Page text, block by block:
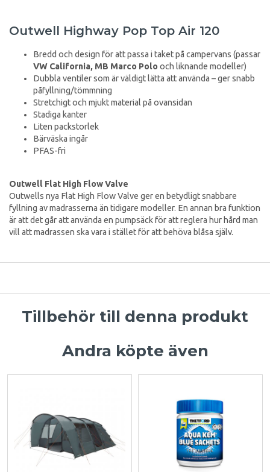
Outwell Highway Pop Top Air 120
Bredd och design för att passa i taket på campervans (passar
VW California, MB Marco Polooch liknande modeller)
Dubbla ventiler som är väldigt lätta att använda – ger snabb
påfyllning/tömmning
Stretchigt och mjukt material på ovansidan
Stadiga kanter
Liten packstorlek
Bärväska ingår
PFAS-fri
Outwell Flat High Flow Valve
Outwells nya Flat High Flow Valve ger en betydligt snabbare
fyllning av madrasserna än tidigare modeller. En annan bra funktion
är att det går att använda en pumpsäck för att reglera hur hård man
vill att madrassen ska vara i stället för att behöva blåsa själv.
Tillbehör till denna produkt
Andra köpte även